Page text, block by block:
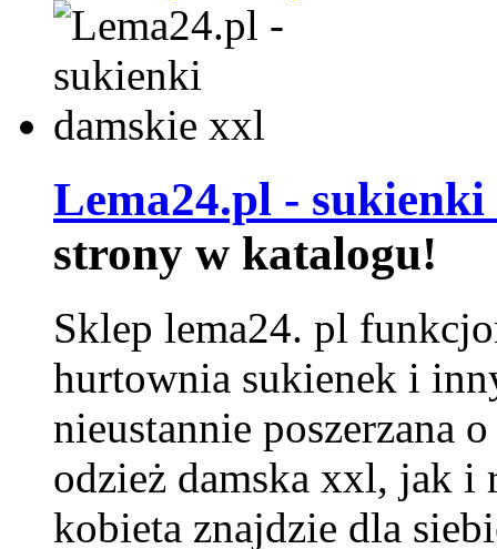
Lema24.pl -
strony w katalogu!
Sklep lema24. pl
hurtownia sukienek i
nieustannie poszerzana
odzież damska xxl, jak i
kobieta znajdzie dla